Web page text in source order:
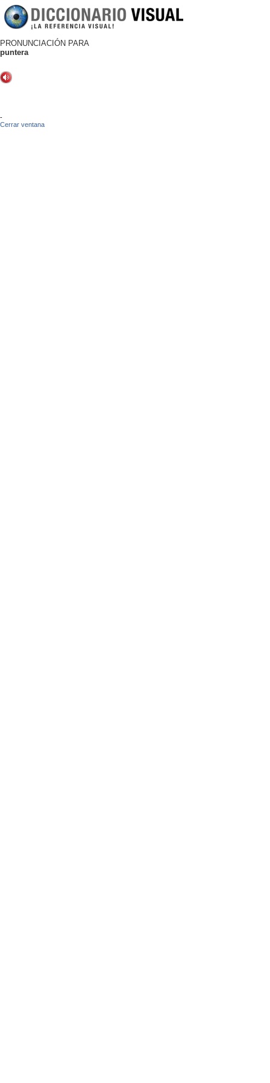
PRONUNCIACIÓN PARA
puntera
-
Cerrar ventana